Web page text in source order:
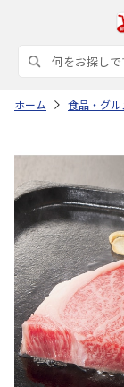
ホーム 食品・グ